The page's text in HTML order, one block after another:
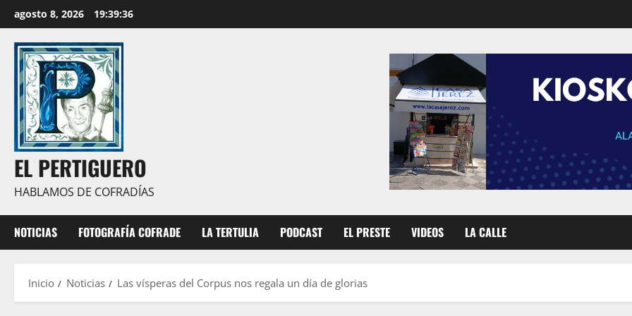
al
contenido
agosto 8, 2026 19:39:37
EL PERTIGUERO
HABLAMOS DE COFRADÍAS
NOTICIAS FOTOGRAFÍA COFRADE LA TERTULIA PODCAST EL PRESTE VIDEOS LA CALLE
Inicio Noticias Las vísperas del Corpus nos regala un día de glorias